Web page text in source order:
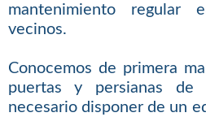
mantenimiento regular
vecinos.
Conocemos de primera
puertas y persianas de
necesario disponer de un